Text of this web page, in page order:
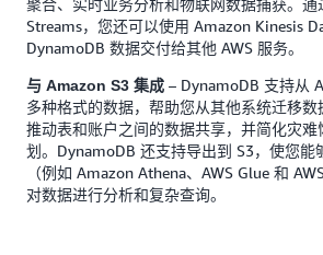
聚合、实时业务分析和物联网数据捕获。通
Streams，您还可以使用 Amazon Kinesis
DynamoDB 数据交付给其他 AWS 服务。
与 Amazon S3 集成 – DynamoDB 支持从
多种格式的数据，帮助您从其他系统迁移数
推动表和账户之间的数据共享，并简化灾
划。DynamoDB 还支持导出到 S3，使您能
（例如 Amazon Athena、AWS Glue 和
对数据进行分析和复杂查询。